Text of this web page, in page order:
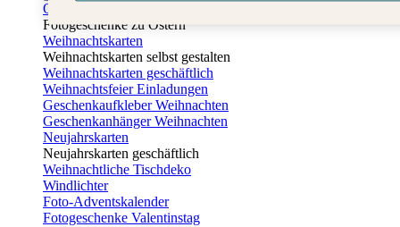
Osterkarten
Fotogeschenke zu Ostern
Weihnachtskarten
Weihnachtskarten selbst gestalten
Weihnachtskarten geschäftlich
Weihnachtsfeier Einladungen
Geschenkaufkleber Weihnachten
Geschenkanhänger Weihnachten
Neujahrskarten
Neujahrskarten geschäftlich
Weihnachtliche Tischdeko
Windlichter
Foto-Adventskalender
Fotogeschenke Valentinstag